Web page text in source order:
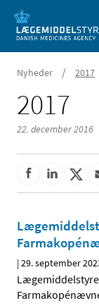
Nyheder / 2017
2017
22. december 2016
|29. september